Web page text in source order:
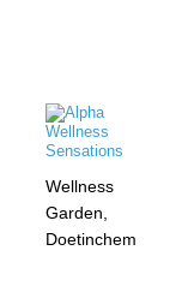
Wellness
Garden,
Doetinchem